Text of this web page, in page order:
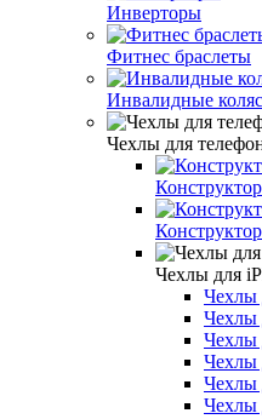
Инверторы
Фитнес браслеты
Инвалидные
Чехлы для
Чехлы для
Чехлы
Чехлы
Чехлы
Чехлы
Чехлы
Чехлы